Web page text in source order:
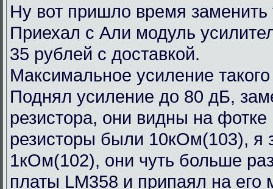
Ну вот пришло время
Приехал с Али модуль
35 рублей с доставкой.
Максимальное усиление
Поднял усиление до 80 дБ,
резистора, они видны на
резисторы были 10кОм(103), я
1кОм(102), они чуть больше
платы LM358 и припаял на его